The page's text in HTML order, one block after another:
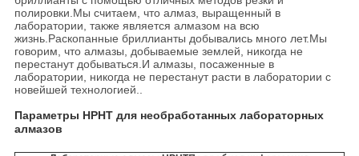
полировки.Мы считаем, что алмаз, выращенный в
лаборатории, также является алмазом на всю
жизнь.Раскопанные бриллианты добывались много лет.Мы
говорим, что алмазы, добываемые землей, никогда не
перестанут добываться.И алмазы, посаженные в
лаборатории, никогда не перестанут расти в лаборатории с
новейшей технологией..
Параметры HPHT для необработанных лабораторных
алмазов